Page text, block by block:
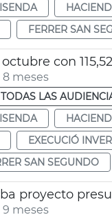
FERRER SAN
con
meses
TODAS LAS
EXECUCIÓ
SAN SEGUNDO
proyecto
meses